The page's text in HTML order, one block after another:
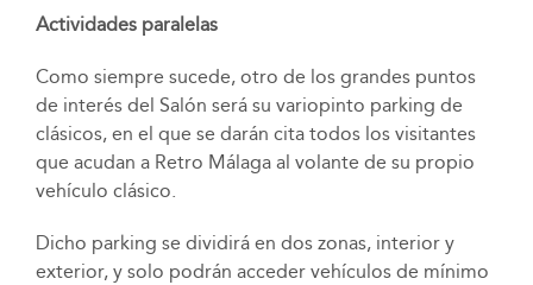
Actividades paralelas
Como siempre sucede, otro de los grandes puntos
de interés del Salón será su variopinto parking de
clásicos, en el que se darán cita todos los visitantes
que acudan a Retro Málaga al volante de su propio
vehículo clásico.
Dicho parking se dividirá en dos zonas, interior y
exterior, y solo podrán acceder vehículos de mínimo